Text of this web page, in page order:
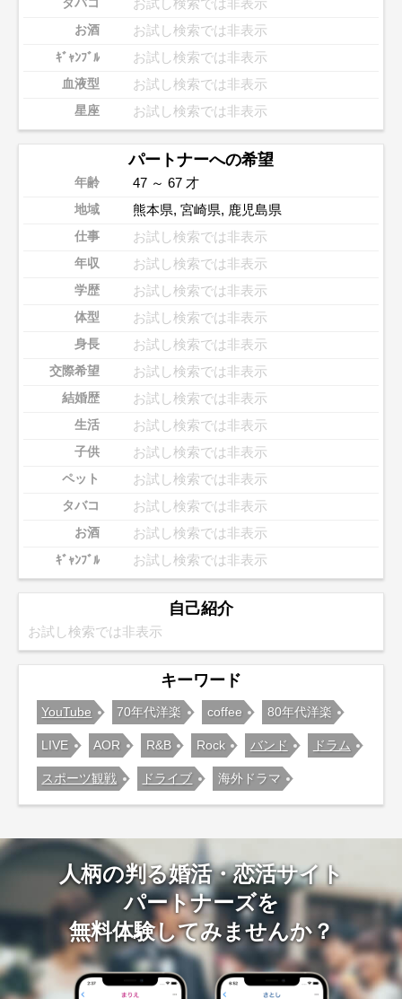
タバコ お試し検索では非表示
お酒 お試し検索では非表示
ｷﾞｬﾝﾌﾞﾙ お試し検索では非表示
血液型 お試し検索では非表示
星座 お試し検索では非表示
パートナーへの希望
年齢 47 ～ 67 才
地域 熊本県, 宮崎県, 鹿児島県
仕事 お試し検索では非表示
年収 お試し検索では非表示
学歴 お試し検索では非表示
体型 お試し検索では非表示
身長 お試し検索では非表示
交際希望 お試し検索では非表示
結婚歴 お試し検索では非表示
生活 お試し検索では非表示
子供 お試し検索では非表示
ペット お試し検索では非表示
タバコ お試し検索では非表示
お酒 お試し検索では非表示
ｷﾞｬﾝﾌﾞﾙ お試し検索では非表示
自己紹介
お試し検索では非表示
キーワード
YouTube 70年代洋楽 coffee 80年代洋楽
LIVE AOR R&B Rock バンド ドラム
スポーツ観戦 ドライブ 海外ドラマ
人柄の判る婚活・恋活サイト
パートナーズを
無料体験してみませんか？